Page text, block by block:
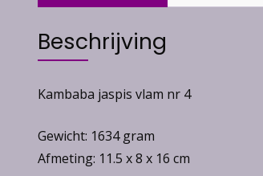
Beschrijving
Kambaba jaspis vlam nr 4
Gewicht: 1634 gram
Afmeting: 11.5 x 8 x 16 cm